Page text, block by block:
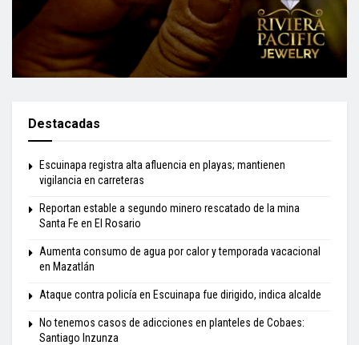
Destacadas
Escuinapa registra alta afluencia en playas; mantienen
vigilancia en carreteras
Reportan estable a segundo minero rescatado de la mina
Santa Fe en El Rosario
Aumenta consumo de agua por calor y temporada vacacional
en Mazatlán
Ataque contra policía en Escuinapa fue dirigido, indica alcalde
No tenemos casos de adicciones en planteles de Cobaes:
Santiago Inzunza